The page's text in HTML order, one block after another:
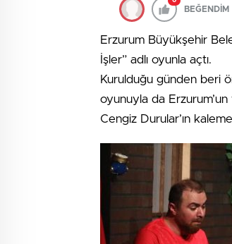
BEĞENDİM
Erzurum Büyükşehir
İşler” adlı oyunla açtı.
Kurulduğu günden beri
oyunuyla da
Cengiz Durular’ın